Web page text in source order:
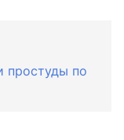
простуды по